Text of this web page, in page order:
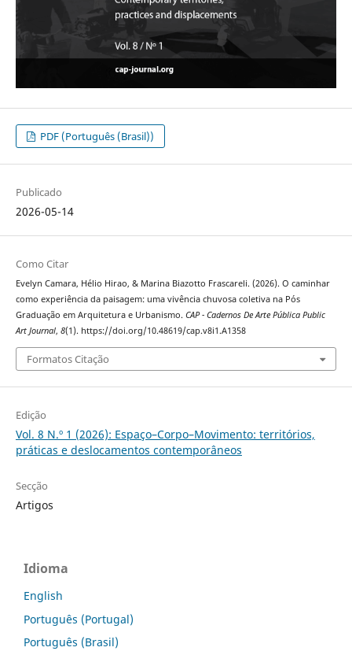
PDF (Português (Brasil))
Publicado
2026-05-14
Como Citar
Evelyn Camara, Hélio Hirao, & Marina Biazotto Frascareli. (2026). O caminhar
como experiência da paisagem: uma vivência chuvosa coletiva na Pós
Graduação em Arquitetura e Urbanismo. CAP - Cadernos De Arte Pública Public
Art Journal, 8(1). https://doi.org/10.48619/cap.v8i1.A1358
Formatos Citação
Edição
Vol. 8 N.º 1 (2026): Espaço–Corpo–Movimento: territórios,
práticas e deslocamentos contemporâneos
Secção
Artigos
Idioma
English
Português (Portugal)
Português (Brasil)